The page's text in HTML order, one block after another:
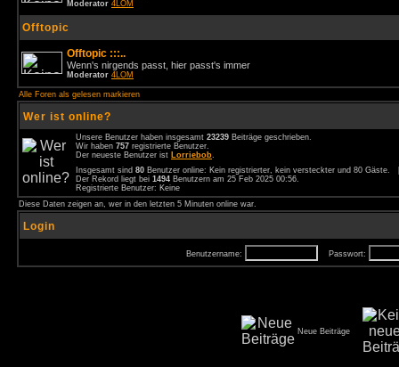
Moderator 4LOM
Offtopic
Offtopic :::..
Wenn's nirgends passt, hier passt's immer
Moderator 4LOM
Alle Foren als gelesen markieren
Wer ist online?
Unsere Benutzer haben insgesamt 23239 Beiträge geschrieben.
Wir haben 757 registrierte Benutzer.
Der neueste Benutzer ist Lorriebob.
Insgesamt sind 80 Benutzer online: Kein registrierter, kein versteckter und 80
Der Rekord liegt bei 1494 Benutzern am 25 Feb 2025 00:56.
Registrierte Benutzer: Keine
Diese Daten zeigen an, wer in den letzten 5 Minuten online war.
Login
Benutzername: Passwort:
Neue Beiträge